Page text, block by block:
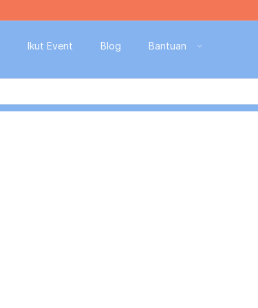
Ikut Event Blog Bantuan